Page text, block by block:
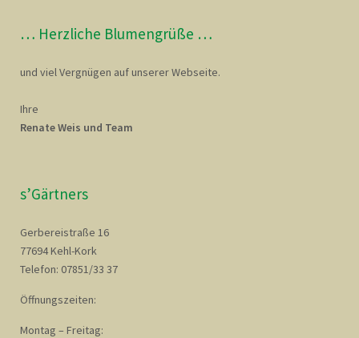
… Herzliche Blumengrüße …
und viel Vergnügen auf unserer Webseite.
Ihre
Renate Weis und Team
s’Gärtners
Gerbereistraße 16
77694 Kehl-Kork
Telefon: 07851/33 37
Öffnungszeiten:
Montag – Freitag: